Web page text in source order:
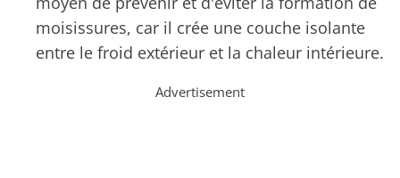
moisissures, car il crée une couche isolante
entre le froid extérieur et la chaleur intérieure.
Advertisement